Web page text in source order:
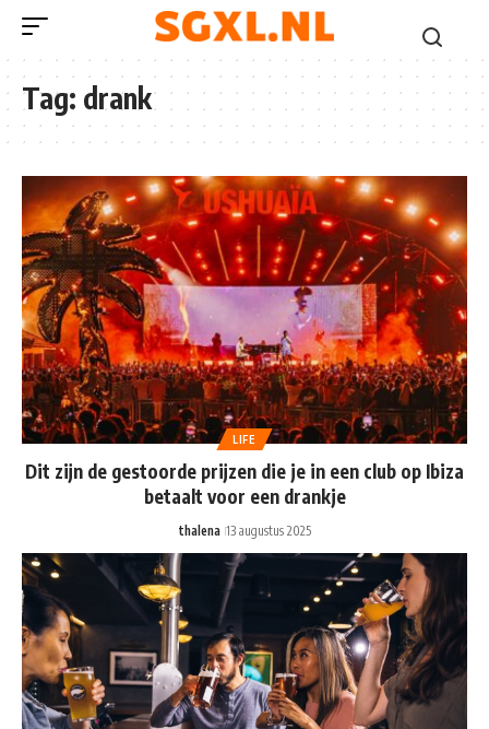
Tag: drank
LIFE
Dit zijn de gestoorde prijzen die je in een club op Ibiza
betaalt voor een drankje
thalena 13 augustus 2025